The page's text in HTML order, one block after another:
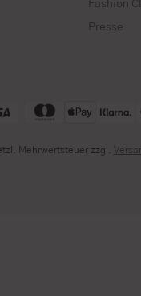
Fashion
Presse
Mehrwertsteuer zzgl.